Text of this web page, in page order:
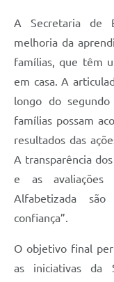
A Secretaria de
melhoria da
famílias, que têm
em casa. A
longo do
famílias possam
resultados das
A transparência
e as avaliações
Alfabetizada
confiança”.
O objetivo final
as iniciativas da